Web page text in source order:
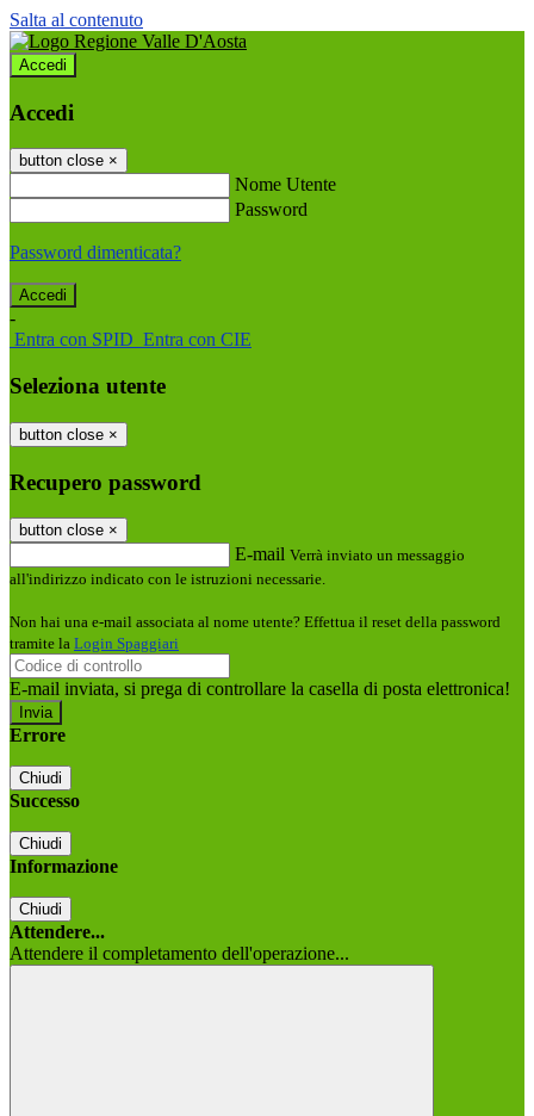
Salta al contenuto
Accedi
Accedi
button close ×
Nome Utente
Password
Password dimenticata?
-
Entra con SPID Entra con CIE
Seleziona utente
button close ×
Recupero password
button close ×
E-mail Verrà inviato un messaggio
all'indirizzo indicato con le istruzioni necessarie.
Non hai una e-mail associata al nome utente? Effettua il reset della password
tramite la Login Spaggiari
E-mail inviata, si prega di controllare la casella di posta elettronica!
Errore
Chiudi
Successo
Chiudi
Informazione
Chiudi
Attendere...
Attendere il completamento dell'operazione...